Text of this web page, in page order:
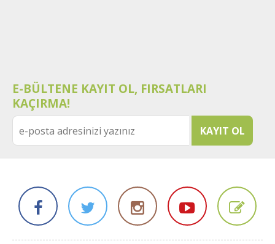
E-BÜLTENE KAYIT OL, FIRSATLARI
KAÇIRMA!